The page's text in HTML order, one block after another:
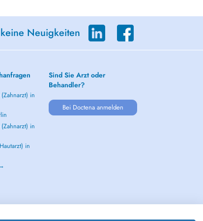
Neuigkeiten
in
in
in
Sind Sie Arzt oder
Behandler?
Bei Doctena anmelden